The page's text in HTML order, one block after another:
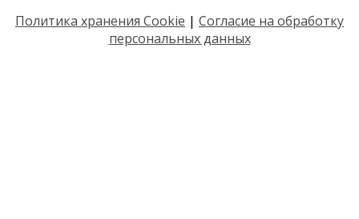
Политика хранения Cookie | Согласие на обработку
персональных данных